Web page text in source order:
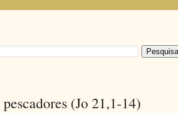
(Jo 21,1-14)